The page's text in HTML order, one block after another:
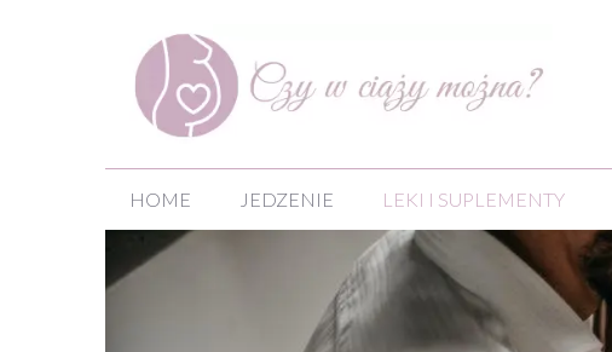
HOME JEDZENIE LEKI I SUPLEMENTY